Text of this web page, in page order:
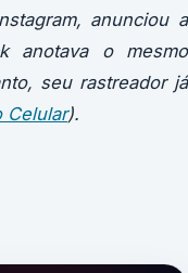
anunciou a
anotava o mesmo
seu rastreador já
Celular).